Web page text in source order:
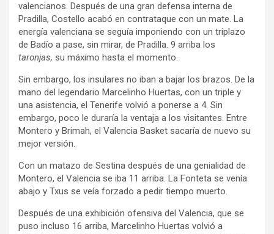
valencianos. Después de una gran defensa interna de
Pradilla, Costello acabó en contrataque con un mate. La
energía valenciana se seguía imponiendo con un triplazo
de Badío a pase, sin mirar, de Pradilla. 9 arriba los
taronjas, su máximo hasta el momento.
Sin embargo, los insulares no iban a bajar los brazos. De la
mano del legendario Marcelinho Huertas, con un triple y
una asistencia, el Tenerife volvió a ponerse a 4. Sin
embargo, poco le duraría la ventaja a los visitantes. Entre
Montero y Brimah, el Valencia Basket sacaría de nuevo su
mejor versión.
Con un matazo de Sestina después de una genialidad de
Montero, el Valencia se iba 11 arriba. La Fonteta se venía
abajo y Txus se veía forzado a pedir tiempo muerto.
Después de una exhibición ofensiva del Valencia, que se
puso incluso 16 arriba, Marcelinho Huertas volvió a